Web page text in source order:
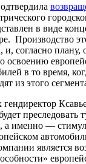
в виде
Производство
согласно плану,
освоению
в то время,
из этого
гендиректор
преследовать
а именно —
является